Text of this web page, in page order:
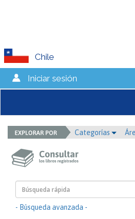
Chile
Iniciar sesión
Categorías
- Búsqueda avanzada -